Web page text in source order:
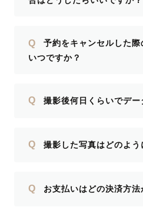
Q
予約をキャンセルした
いつですか？
Q 撮影後何日くらいでデー
Q 撮影した写真はどのよう
Q お支払いはどの決済方法